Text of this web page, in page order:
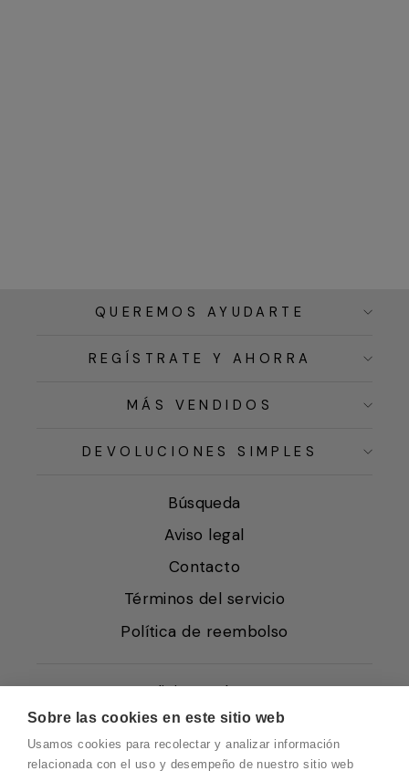
Sobre las cookies en este sitio web
Usamos cookies para recolectar y analizar información
relacionada con el uso y desempeño de nuestro sitio web
QUEREMOS AYUDARTE
REGÍSTRATE Y AHORRA
MÁS VENDIDOS
DEVOLUCIONES SIMPLES
Búsqueda
Aviso legal
Contacto
Términos del servicio
Política de reembolso
Condiciones de Venta
Quiénes somos
Política de Cookies